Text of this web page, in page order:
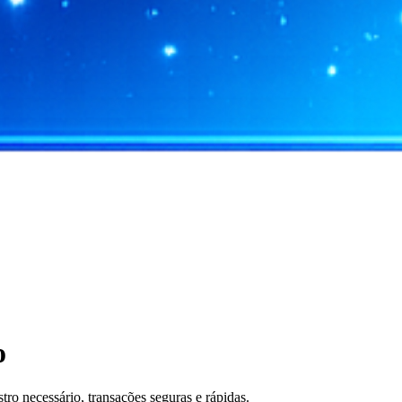
necessário, transações seguras e rápidas.